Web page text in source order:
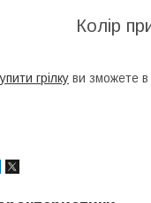
Колір
грілку ви зможете в